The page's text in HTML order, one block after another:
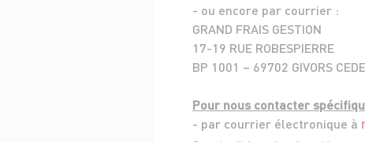
- ou encore par courrier :
GRAND FRAIS GESTION
17-19 RUE ROBESPIERRE
BP 1001 – 69702 GIVORS
Pour nous contacter
- par courrier électronique à